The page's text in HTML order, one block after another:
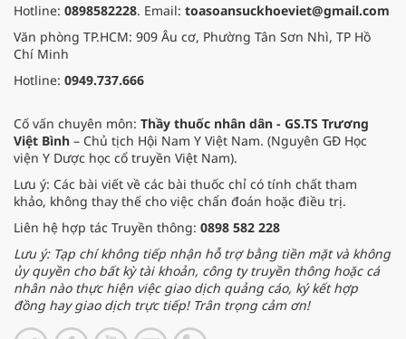
Hotline: 0898582228. Email: toasoansuckhoeviet@gmail.com
Văn phòng TP.HCM: 909 Âu cơ, Phường Tân Sơn Nhì, TP Hồ
Chí Minh
Hotline: 0949.737.666
Cố vấn chuyên môn: Thầy thuốc nhân dân - GS.TS Trương
Việt Bình – Chủ tịch Hội Nam Y Việt Nam. (Nguyên GĐ Học
viện Y Dược học cổ truyền Việt Nam).
Lưu ý: Các bài viết về các bài thuốc chỉ có tính chất tham
khảo, không thay thế cho việc chẩn đoán hoặc điều trị.
Liên hệ hợp tác Truyền thông: 0898 582 228
Lưu ý: Tạp chí không tiếp nhận hỗ trợ bằng tiền mặt và không
ủy quyền cho bất kỳ tài khoản, công ty truyền thông hoặc cá
nhân nào thực hiện việc giao dịch quảng cáo, ký kết hợp
đồng hay giao dịch trực tiếp! Trân trọng cảm ơn!